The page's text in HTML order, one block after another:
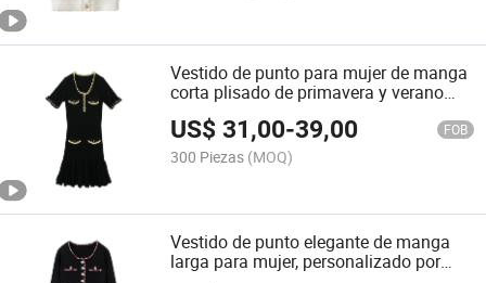
Vestido de punto para mujer de manga
corta plisado de primavera y verano
personalizado de fábrica OEM
US$31,00-39,00 FOB
300 Piezas (MOQ)
Vestido de punto elegante de manga
larga para mujer, personalizado por